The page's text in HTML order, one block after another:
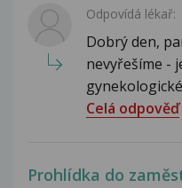
Odpovídá lékař:
Dobrý den,
nevyřešíme -
Celá odpověď
Prohlídka do